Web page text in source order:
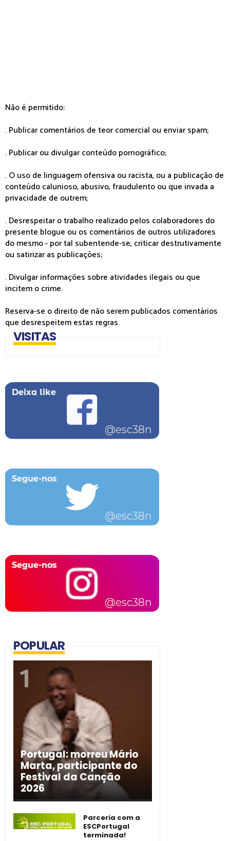
Não é permitido:
. Publicar comentários de teor comercial ou enviar spam;
. Publicar ou divulgar conteúdo pornográfico;
. O uso de linguagem ofensiva ou racista, ou a publicação de
conteúdo calunioso, abusivo, fraudulento ou que invada a
privacidade de outrem;
. Desrespeitar o trabalho realizado pelos colaboradores do
presente blogue ou os comentários de outros utilizadores
do mesmo - por tal subentende-se, criticar destrutivamente
ou satirizar as publicações;
. Divulgar informações sobre atividades ilegais ou que
incitem o crime.
Reserva-se o direito de não serem publicados comentários
que desrespeitem estas regras.
VISITAS
POPULAR
Portugal: morreu Mário
Marta, participante do
Festival da Canção
2026
Parceria com a
ESCPortugal
terminada!